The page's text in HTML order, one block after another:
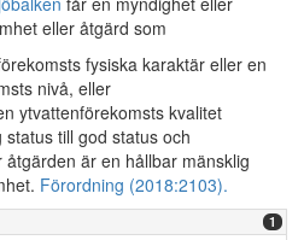
eller åtgärd som
fysiska karaktär eller en
nivå, eller
ytvattenförekomsts kvalitet
till god status och
är en hållbar mänsklig
Förordning (2018:2103).
1